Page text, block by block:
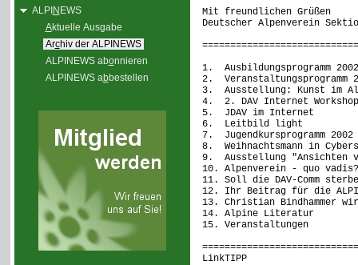
ALPINEWS
Aktuelle Ausgabe
Archiv der ALPINEWS
ALPINEWS abonnieren
ALPINEWS abbestellen
Mit freundlichen Grüßen
Deutscher Alpenverein
1. Ausbildungsprogramm 2002
2. Veranstaltungsprogramm
3. Ausstellung: Kunst im
4. 2. DAV Internet Workshop
5. JDAV im Internet
6. Leitbild light
7. Jugendkursprogramm
8. Weihnachtsmann in
9. Ausstellung "Ansichten
10. Alpenverein - quo vadis?
11. Soll die DAV-Comm
12. Ihr Beitrag für die
13. Christian Bindhammer
14. Alpine Literatur
15. Veranstaltungen
LinkTIPP